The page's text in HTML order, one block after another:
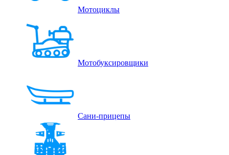
Мотоциклы
Мотобуксировщики
Сани-прицепы